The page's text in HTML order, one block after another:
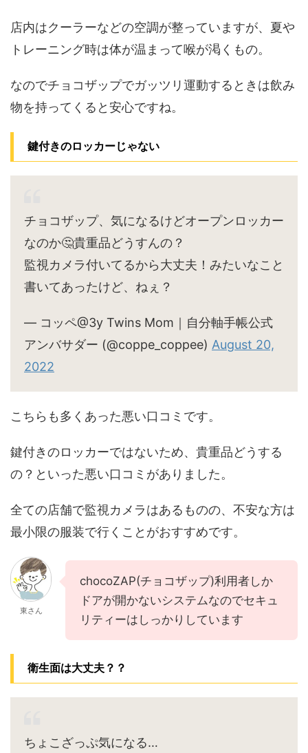
店内はクーラーなどの空調が整っていますが、夏や
トレーニング時は体が温まって喉が渇くもの。
なのでチョコザップでガッツリ運動するときは飲み
物を持ってくると安心ですね。
鍵付きのロッカーじゃない
チョコザップ、気になるけどオープンロッカー
なのか🤔貴重品どうすんの？
監視カメラ付いてるから大丈夫！みたいなこと
書いてあったけど、ねぇ？
— コッペ@3y Twins Mom｜自分軸手帳公式
アンバサダー (@coppe_coppee) August 20,
2022
こちらも多くあった悪い口コミです。
鍵付きのロッカーではないため、貴重品どうする
の？といった悪い口コミがありました。
全ての店舗で監視カメラはあるものの、不安な方は
最小限の服装で行くことがおすすめです。
東さん
chocoZAP(チョコザップ)利用者しか
ドアが開かないシステムなのでセキュ
リティーはしっかりしています
衛生面は大丈夫？？
ちょこざっぷ気になる…